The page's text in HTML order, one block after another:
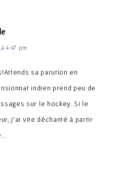
dit :
4:47 pm
sa parution en
indien prend peu de
sur le hockey. Si le
j'ai vite déchanté à partir